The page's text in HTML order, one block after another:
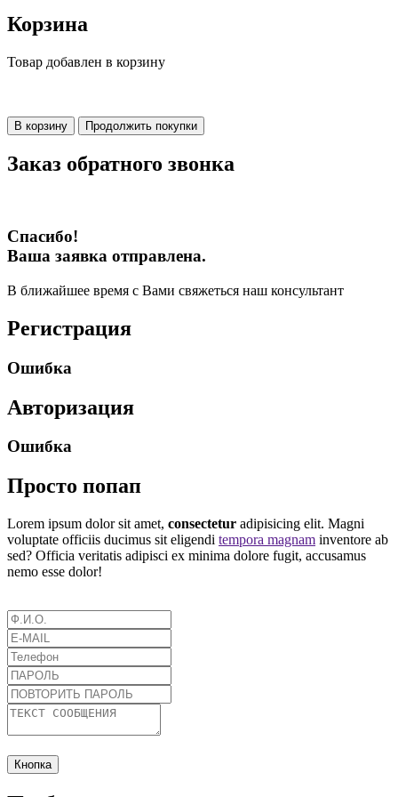
Корзина
Товар добавлен в корзину
В корзину Продолжить покупки
Заказ обратного звонка
Спасибо!
Ваша заявка отправлена.
В ближайшее время с Вами свяжеться наш консультант
Регистрация
Ошибка
Авторизация
Ошибка
Просто попап
Lorem ipsum dolor sit amet, consectetur adipisicing elit. Magni
voluptate officiis ducimus sit eligendi tempora magnam inventore ab
sed? Officia veritatis adipisci ex minima dolore fugit, accusamus
nemo esse dolor!
Кнопка